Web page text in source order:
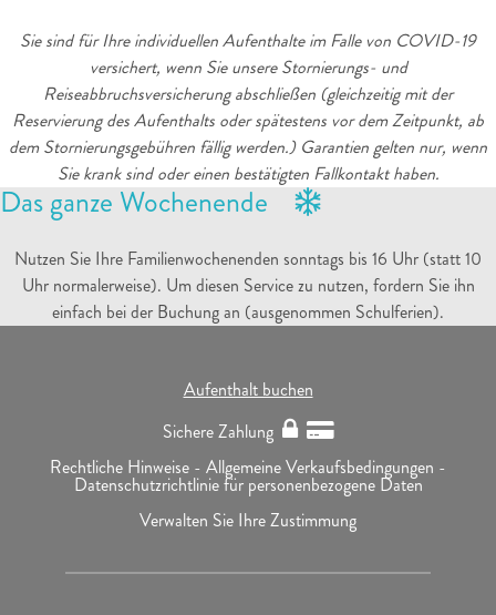
Sie sind für Ihre individuellen Aufenthalte im Falle von COVID-19
versichert, wenn Sie unsere Stornierungs- und
Reiseabbruchsversicherung abschließen (gleichzeitig mit der
Reservierung des Aufenthalts oder spätestens vor dem Zeitpunkt, ab
dem Stornierungsgebühren fällig werden.) Garantien gelten nur, wenn
Sie krank sind oder einen bestätigten Fallkontakt haben.
Das ganze Wochenende
Nutzen Sie Ihre Familienwochenenden sonntags bis 16 Uhr (statt 10
Uhr normalerweise). Um diesen Service zu nutzen, fordern Sie ihn
einfach bei der Buchung an (ausgenommen Schulferien).
Aufenthalt buchen
Sichere Zahlung
Rechtliche Hinweise - Allgemeine Verkaufsbedingungen -
Datenschutzrichtlinie für personenbezogene Daten
Verwalten Sie Ihre Zustimmung